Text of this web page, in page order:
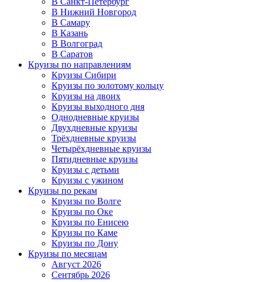
В Нижний Новгород
В Самару
В Казань
В Волгоград
В Саратов
Круизы по направлениям
Круизы Сибири
Круизы по золотому кольцу
Круизы на двоих
Круизы выходного дня
Однодневные круизы
Двухдневные круизы
Трёхдневные круизы
Четырёхдневные круизы
Пятидневные круизы
Круизы с детьми
Круизы с ужином
Круизы по рекам
Круизы по Волге
Круизы по Оке
Круизы по Енисею
Круизы по Каме
Круизы по Дону
Круизы по месяцам
Август 2026
Сентябрь 2026